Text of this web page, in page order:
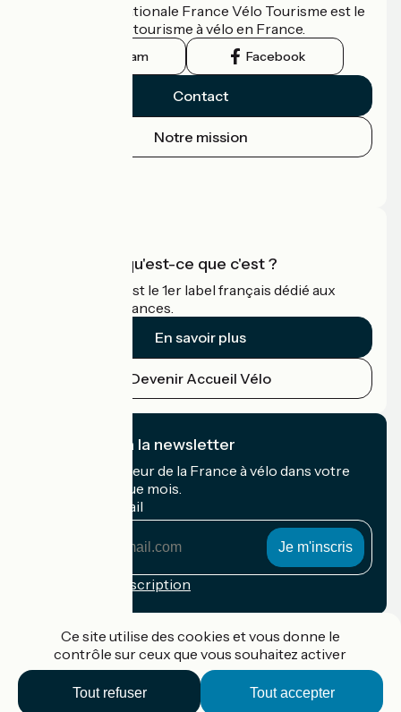
L'association nationale France Vélo Tourisme est le
guide officiel du tourisme à vélo en France.
Instagram Facebook
Contact
Notre mission
Accueil Vélo qu'est-ce que c'est ?
Accueil Vélo c'est le 1er label français dédié aux
cyclistes en vacances.
En savoir plus
Devenir Accueil Vélo
Je m'abonne à la newsletter
Recevez le meilleur de la France à vélo dans votre
boîte mail chaque mois.
Mon adresse mail
Conditions d'inscription
Accueil Vélo Pro
Ce site utilise des cookies et vous donne le
contrôle sur ceux que vous souhaitez activer
Tout accepter
Tout refuser